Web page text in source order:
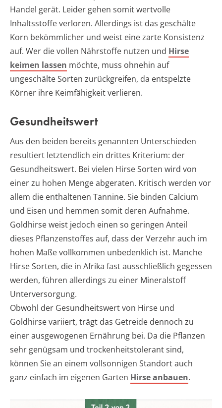
Handel gerät. Leider gehen somit wertvolle
Inhaltsstoffe verloren. Allerdings ist das geschälte
Korn bekömmlicher und weist eine zarte Konsistenz
auf. Wer die vollen Nährstoffe nutzen und Hirse
keimen lassen möchte, muss ohnehin auf
ungeschälte Sorten zurückgreifen, da entspelzte
Körner ihre Keimfähigkeit verlieren.
Gesundheitswert
Aus den beiden bereits genannten Unterschieden
resultiert letztendlich ein drittes Kriterium: der
Gesundheitswert. Bei vielen Hirse Sorten wird von
einer zu hohen Menge abgeraten. Kritisch werden vor
allem die enthaltenen Tannine. Sie binden Calcium
und Eisen und hemmen somit deren Aufnahme.
Goldhirse weist jedoch einen so geringen Anteil
dieses Pflanzenstoffes auf, dass der Verzehr auch im
hohen Maße vollkommen unbedenklich ist. Manche
Hirse Sorten, die in Afrika fast ausschließlich gegessen
werden, führen allerdings zu einer Mineralstoff
Unterversorgung.
Obwohl der Gesundheitswert von Hirse und
Goldhirse variiert, trägt das Getreide dennoch zu
einer ausgewogenen Ernährung bei. Da die Pflanzen
sehr genügsam und trockenheitstolerant sind,
können Sie an einem vollsonnigen Standort auch
ganz einfach im eigenen Garten Hirse anbauen.